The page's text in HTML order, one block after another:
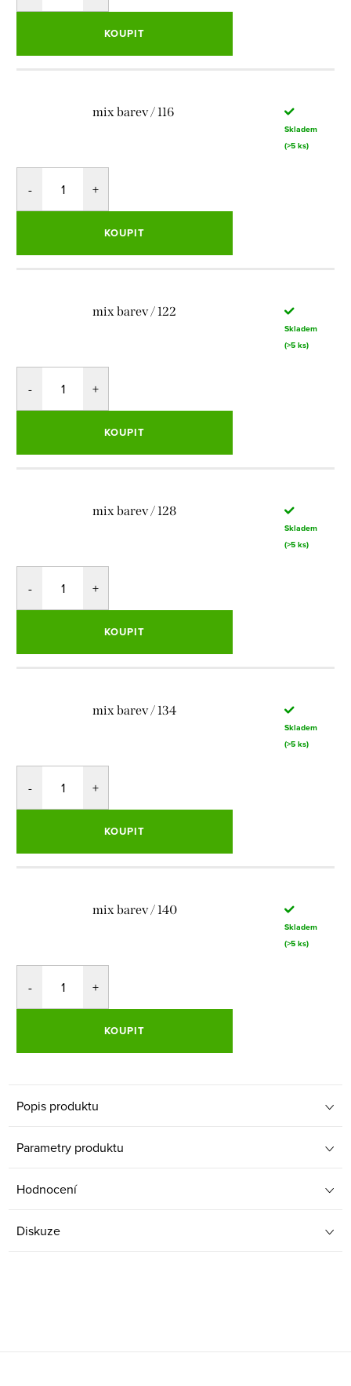
KOUPIT
mix barev / 116
Skladem
(>5 ks)
KOUPIT
mix barev / 122
Skladem
(>5 ks)
KOUPIT
mix barev / 128
Skladem
(>5 ks)
KOUPIT
mix barev / 134
Skladem
(>5 ks)
KOUPIT
mix barev / 140
Skladem
(>5 ks)
KOUPIT
Popis produktu
Parametry produktu
Hodnocení
Diskuze